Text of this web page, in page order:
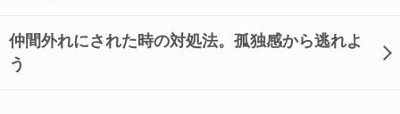
仲間外れにされた時の対処法。孤独感から逃れよ
う